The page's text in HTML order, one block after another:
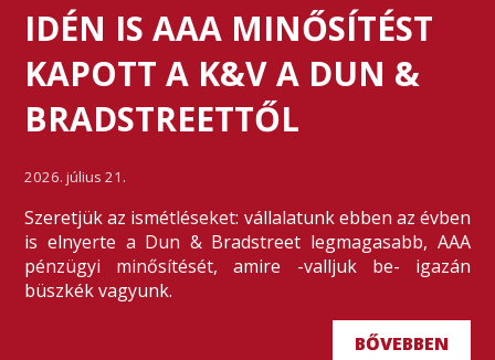
IDÉN IS AAA MINŐSÍTÉST
KAPOTT A K&V A DUN &
BRADSTREETTŐL
2026. július 21.
Szeretjük az ismétléseket: vállalatunk ebben az évben
is elnyerte a Dun & Bradstreet legmagasabb, AAA
pénzügyi minősítését, amire -valljuk be- igazán
büszkék vagyunk.
BŐVEBBEN